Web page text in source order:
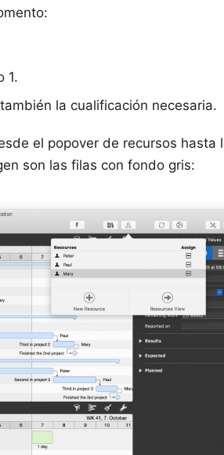
1.
la cualificación necesaria.
el popover de recursos hasta
son las filas con fondo gris: